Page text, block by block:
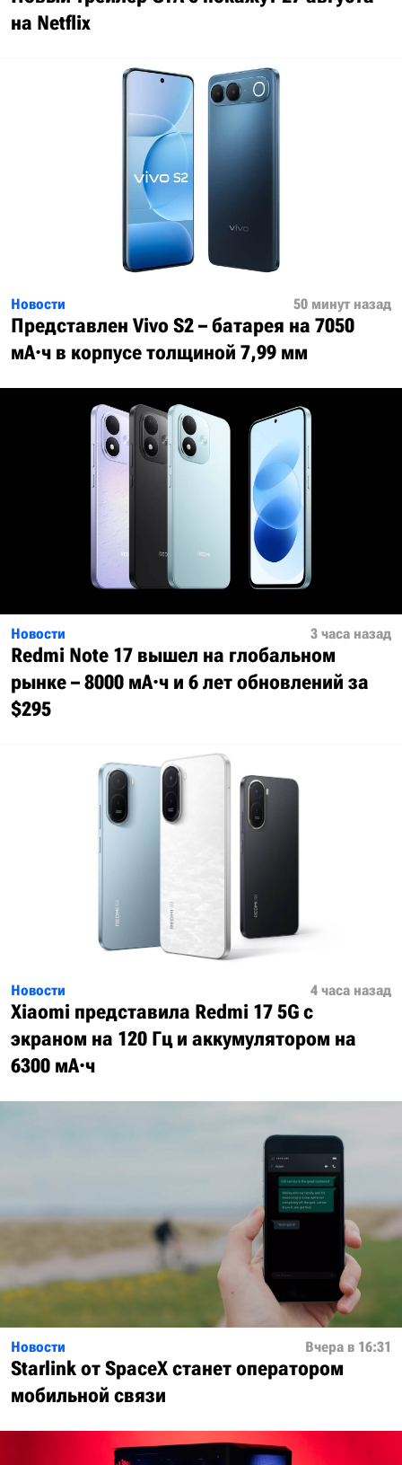
на Netflix
Новости 50 минут назад
Представлен Vivo S2 – батарея на 7050
мА·ч в корпусе толщиной 7,99 мм
Новости 3 часа назад
Redmi Note 17 вышел на глобальном
рынке – 8000 мА·ч и 6 лет обновлений за
$295
Новости 4 часа назад
Xiaomi представила Redmi 17 5G с
экраном на 120 Гц и аккумулятором на
6300 мА·ч
Новости Вчера в 16:31
Starlink от SpaceX станет оператором
мобильной связи